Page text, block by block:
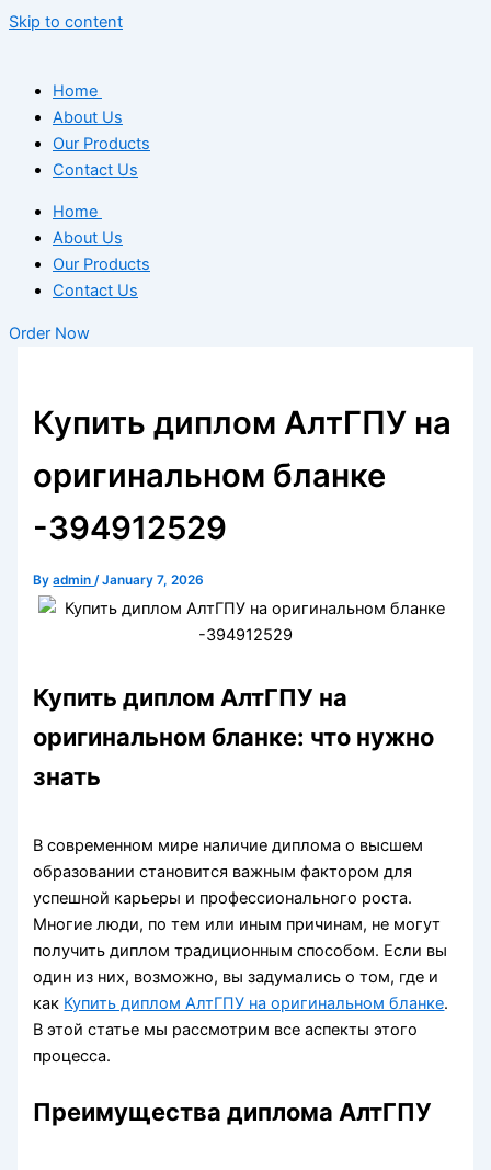
Skip to content
Home
About Us
Our Products
Contact Us
Home
About Us
Our Products
Contact Us
Order Now
Купить диплом АлтГПУ на
оригинальном бланке
-394912529
Byadmin/January 7, 2026
Купить диплом АлтГПУ на
оригинальном бланке: что нужно
знать
В современном мире наличие диплома о высшем
образовании становится важным фактором для
успешной карьеры и профессионального роста.
Многие люди, по тем или иным причинам, не могут
получить диплом традиционным способом. Если вы
один из них, возможно, вы задумались о том, где и
как Купить диплом АлтГПУ на оригинальном бланке.
В этой статье мы рассмотрим все аспекты этого
процесса.
Преимущества диплома АлтГПУ